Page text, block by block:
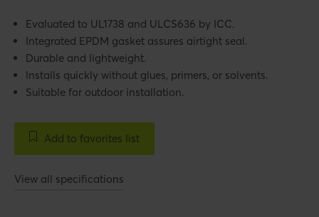
Evaluated to UL1738 and ULCS636 by ICC.
Integrated EPDM gasket assures airtight seal.
Durable and lightweight.
Installs quickly without glues, primers, or solvents.
Suitable for outdoor installation.
Add to favorites list
View all specifications